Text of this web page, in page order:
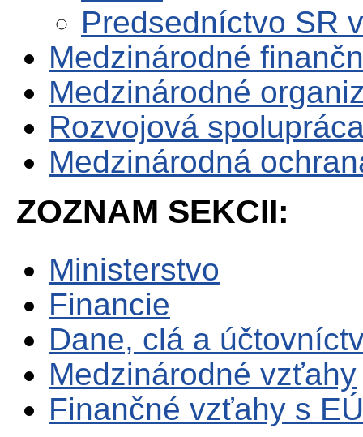
Predsedníctvo SR
Medzinárodné
Medzinárodné
Rozvojová
Medzinárodná
ZOZNAM SEKCII:
Ministerstvo
Financie
Dane, clá a
Medzinárodné vzťahy
Finančné vzťahy s EÚ